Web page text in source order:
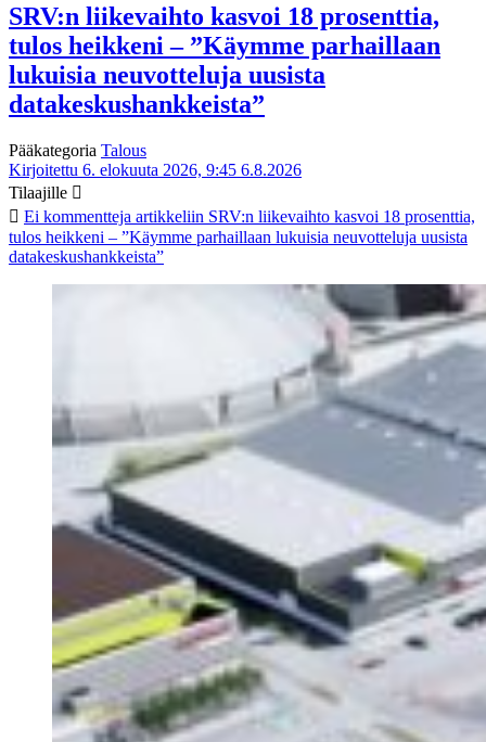
SRV:n liikevaihto kasvoi 18 prosenttia,
tulos heikkeni – ”Käymme parhaillaan
lukuisia neuvotteluja uusista
datakeskushankkeista”
Pääkategoria Talous
Kirjoitettu 6. elokuuta 2026, 9:45 6.8.2026
Tilaajille
Ei kommentteja artikkeliin SRV:n liikevaihto kasvoi 18 prosenttia,
tulos heikkeni – ”Käymme parhaillaan lukuisia neuvotteluja uusista
datakeskushankkeista”